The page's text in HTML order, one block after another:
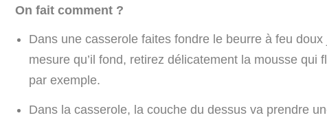
On fait comment ?
Dans une casserole faites fondre le beurre à feu doux
mesure qu’il fond, retirez délicatement la mousse qui
par exemple.
Dans la casserole, la couche du dessus va prendre